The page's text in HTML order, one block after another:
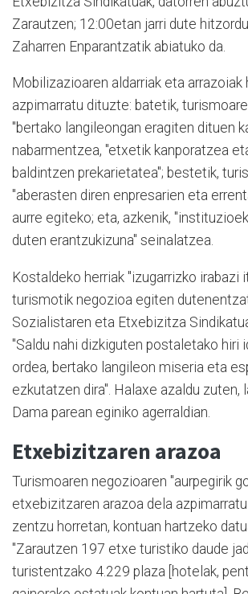
Zarautzen; 12:00etan jarri dute
Zaharren Enparantzatik abiatuko da.
Mobilizazioaren aldarriak eta arrazoiak
azpimarratu dituzte: batetik,
"bertako langileongan eragiten dituen
nabarmentzea, "etxetik kanporatzea
baldintzen prekarietatea"; bestetik,
"aberasten diren enpresarien eta
aurre egiteko; eta, azkenik,
duten erantzukizuna" seinalatzea.
Kostaldeko herriak "izugarrizko irabazi
turismotik negozioa egiten
Sozialistaren eta Etxebizitza
"Saldu nahi dizkiguten postaletako hiri
ordea, bertako langileon miseria eta
ezkutatzen dira". Halaxe azaldu zuten,
Dama parean eginiko agerraldian.
Etxebizitzaren arazoa
Turismoaren negozioaren "aurpegirik
etxebizitzaren arazoa dela
zentzu horretan, kontuan hartzeko
"Zarautzen 197 etxe turistiko daude
turistentzako 4.229 plaza [hotelak,